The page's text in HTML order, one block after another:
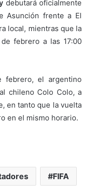
debutará oficialmente
Asunción frente a El
local, mientras que la
febrero a las 17:00
febrero, el argentino
chileno Colo Colo, a
en tanto que la vuelta
en el mismo horario.
FIFA